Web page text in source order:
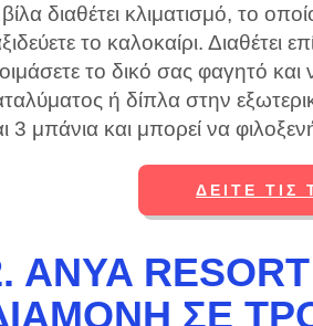
διαθέτει κλιματισμό, το
το καλοκαίρι. Διαθέτει
το δικό σας φαγητό
ή δίπλα στην
3 μπάνια και μπορεί να
ΔΕΊΤΕ ΤΙΣ
ANYA
ΣΕ